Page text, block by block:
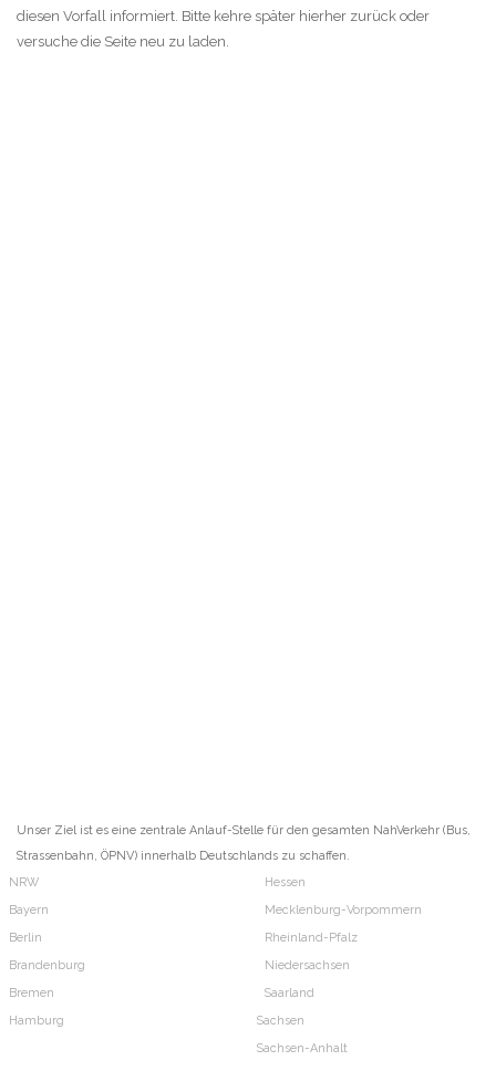
diesen Vorfall informiert. Bitte kehre später hierher zurück oder
versuche die Seite neu zu laden.
Unser Ziel ist es eine zentrale Anlauf-Stelle für den gesamten NahVerkehr (Bus,
Strassenbahn, ÖPNV) innerhalb Deutschlands zu schaffen.
NRW
Bayern
Berlin
Brandenburg
Bremen
Hamburg
Hessen
Mecklenburg-Vorpommern
Rheinland-Pfalz
Niedersachsen
Saarland
Sachsen
Sachsen-Anhalt